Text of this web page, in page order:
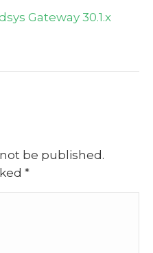
Gateway 30.1.x
be published.
*